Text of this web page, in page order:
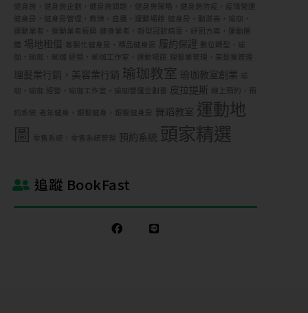
健身房，健身房企劃，健身房問題，健身房策略，健身房防疫，疫情營運
健身房，健身房管理，教練，直播，運動場館
健身房，動滋券，瑜珈，
運動業者，運動業者振興
健身業者，新型冠狀病毒，紓困方案，運動團
場地租借 客製化健身房，精品健身房 履約保證
數位轉型，瑜
伽，瑜珈，瑜珈 經營，瑜珈工作室，運動場館
理髮業管理，美髮業管理
理髮業行銷，美容業行銷 瑜珈教室 瑜珈教室創業
珈，瑜珈 經營，瑜珈工作室，瑜珈營運企劃書
皮拉提斯 線上預約，預
約系統 老年健身，銀髮健身，銀髮健身房 舞蹈教室 運動地
圖
零售系統，零售系統管理 預約系統 頭家精選
追蹤 BookFast